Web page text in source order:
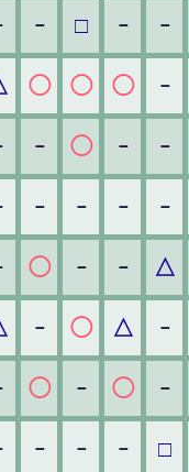
－ □ － －
◯ ◯ ◯ －
－ ◯ － －
－ － － －
◯ － － △
－ ◯ △ －
◯ － ◯ －
－ － － □